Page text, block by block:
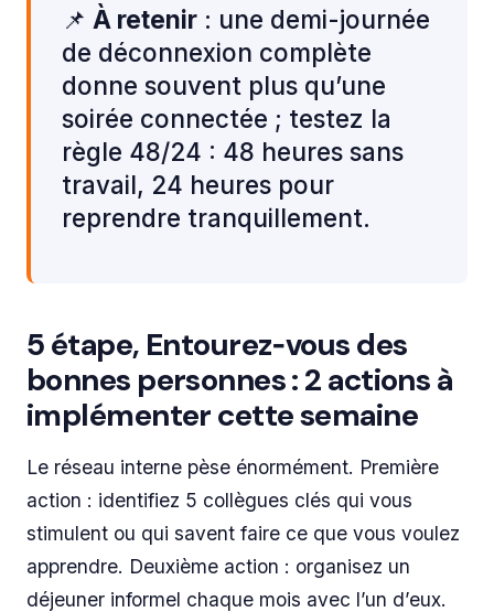
📌 À retenir : une demi-journée
de déconnexion complète
donne souvent plus qu’une
soirée connectée ; testez la
règle 48/24 : 48 heures sans
travail, 24 heures pour
reprendre tranquillement.
5 étape, Entourez‑vous des
bonnes personnes : 2 actions à
implémenter cette semaine
Le réseau interne pèse énormément. Première
action : identifiez 5 collègues clés qui vous
stimulent ou qui savent faire ce que vous voulez
apprendre. Deuxième action : organisez un
déjeuner informel chaque mois avec l’un d’eux.